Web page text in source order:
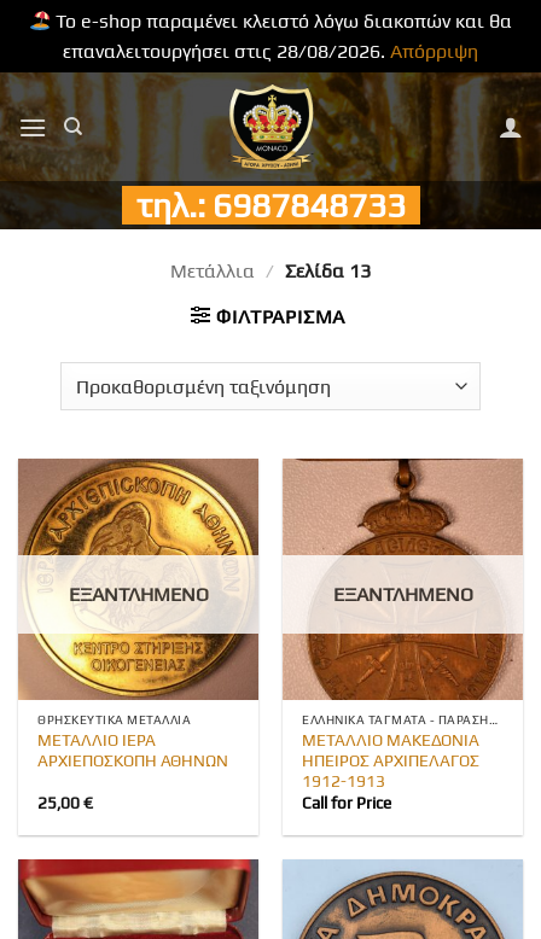
Το e-shop παραμένει κλειστό λόγω διακοπών και θα
επαναλειτουργήσει στις 28/08/2026. Απόρριψη
Μετάβαση
στο
περιεχόμενο
τηλ.: 6987848733
Μετάλλια / Σελίδα 13
ΦΙΛΤΡΆΡΙΣΜΑ
ΕΞΑΝΤΛΗΜΈΝΟ
ΘΡΗΣΚΕΥΤΙΚΆ ΜΕΤΆΛΛΙΑ
ΜΕΤΑΛΛΙΟ ΙΕΡΑ
ΑΡΧΙΕΠΟΣΚΟΠΗ ΑΘΗΝΩΝ
25,00€
ΕΞΑΝΤΛΗΜΈΝΟ
ΜΕΤΑΛΛΙΟ ΜΑΚΕΔΟΝΙΑ
ΗΠΕΙΡΟΣ ΑΡΧΙΠΕΛΑΓΟΣ
1912-1913
Call for Price